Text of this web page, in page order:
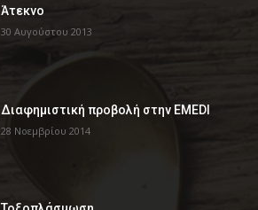
Άτεκνο
30 Αυγούστου 2013
Διαφημιστική προβολή στην EMEDI
28 Νοεμβρίου 2014